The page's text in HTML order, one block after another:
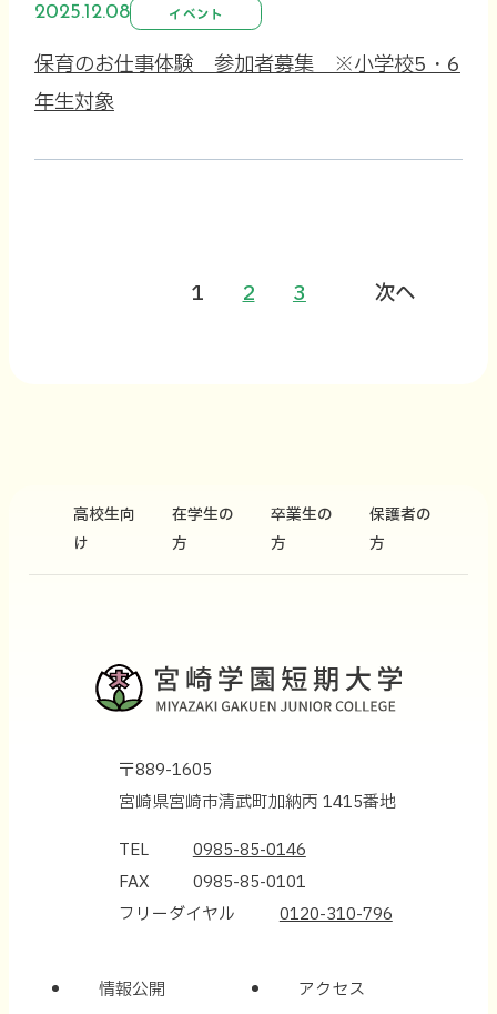
2025.12.08 イベント
保育のお仕事体験 参加者募集 ※小学校5・6
年生対象
1 2 3 次へ
高校生向
け
在学生の
方
卒業生の
方
保護者の
方
〒889-1605
宮崎県宮崎市清武町加納丙 1415番地
TEL
0985-85-0146
FAX
0985-85-0101
フリーダイヤル
0120-310-796
情報公開
アクセス